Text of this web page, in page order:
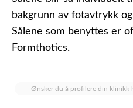
bakgrunn av fotavtrykk
Sålene som benyttes er
Formthotics.
Ønsker du å profilere din klinikk